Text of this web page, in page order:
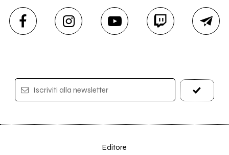
Iscriviti alla newsletter
Editore